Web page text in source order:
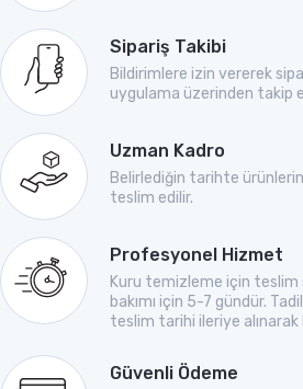
Sipariş Takibi
Bildirimlere izin vererek
uygulama üzerinden takip
Uzman Kadro
Belirlediğin tarihte ürünlerin
teslim edilir.
Profesyonel Hizmet
Kuru temizleme için teslim
bakımı için 5-7 gündür.
teslim tarihi ileriye alınarak
Güvenli Ödeme